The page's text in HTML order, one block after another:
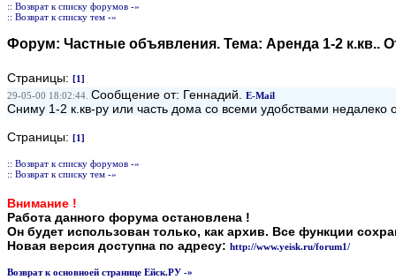
:: Возврат к списку форумов -»
:: Возврат к списку тем -»
Форум: Частные объявления. Тема: Аренда 1-2 к.кв..
Страницы: [1]
29-05-00 18:02:44. Сообщение от: Геннадий. E-Mail
Cниму 1-2 к.кв-ру или часть дома со всеми удобствами
Страницы: [1]
:: Возврат к списку форумов -»
:: Возврат к списку тем -»
Внимание !
Работа данного форума остановлена !
Он будет использован только, как архив. Все функции
Новая версия доступна по адресу: http://www.yeisk.ru/forum1/
Возврат к основноей странице Ейск.РУ -»